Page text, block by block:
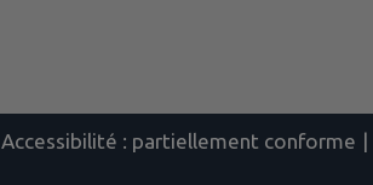
Accessibilité : partiellement conforme